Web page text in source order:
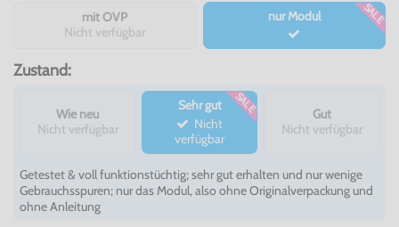
mit OVP
Nicht verfügbar
nur Modul SALE
Zustand:
Wie neu
Nicht verfügbar
Sehr gut
verfügbar
SALE
Gut
Nicht verfügbar
Getestet & voll funktionstüchtig; sehr gut erhalten und nur wenige
Gebrauchsspuren; nur das Modul, also ohne Originalverpackung und
ohne Anleitung